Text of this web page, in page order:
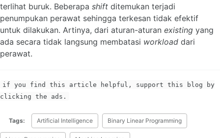
terlihat buruk. Beberapa shift ditemukan terjadi
penumpukan perawat sehingga terkesan tidak efektif
untuk dilakukan. Artinya, dari aturan-aturan existing yang
ada secara tidak langsung membatasi workload dari
perawat.
if you find this article helpful, support this blog by
clicking the ads.
Tags: Artificial Intelligence Binary Linear Programming